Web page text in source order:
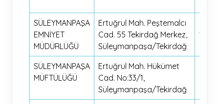
SÜLEYMANPAŞA
EMNİYET
MÜDÜRLÜĞÜ
Ertuğrul Mah. Peştemalcı
Cad. 55 Tekirdağ Merkez,
Süleymanpaşa/Tekirdağ
17 53
SÜLEYMANPAŞA
MÜFTÜLÜĞÜ
Ertuğrul Mah. Hükümet
Cad. No:33/1,
Süleymanpaşa/Tekirdağ